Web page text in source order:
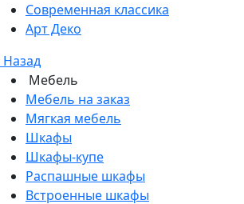
Современная классика
Арт Деко
Назад
Мебель
Мебель на заказ
Мягкая мебель
Шкафы
Шкафы-купе
Распашные шкафы
Встроенные шкафы